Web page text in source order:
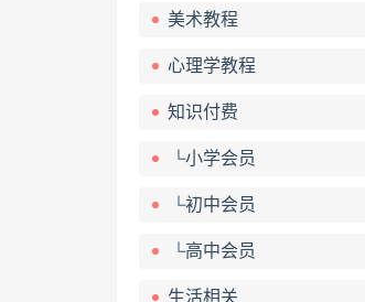
美术教程
心理学教程
知识付费
└小学会员
└初中会员
└高中会员
生活相关